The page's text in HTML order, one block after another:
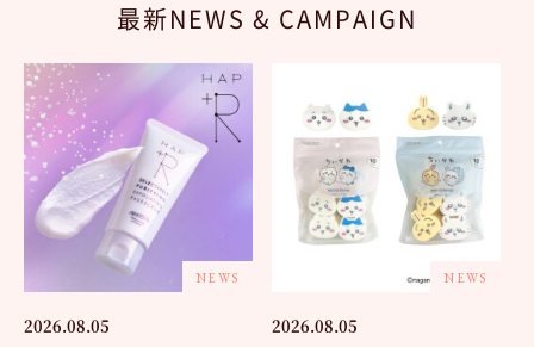
最新NEWS & CAMPAIGN
NEWS
2026.08.05
NEWS
2026.08.05